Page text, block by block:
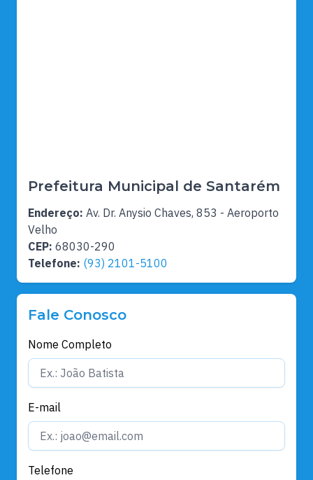
Prefeitura Municipal de Santarém
Endereço: Av. Dr. Anysio Chaves, 853 - Aeroporto
Velho
CEP: 68030-290
Telefone: (93) 2101-5100
Fale Conosco
Nome Completo
E-mail
Telefone